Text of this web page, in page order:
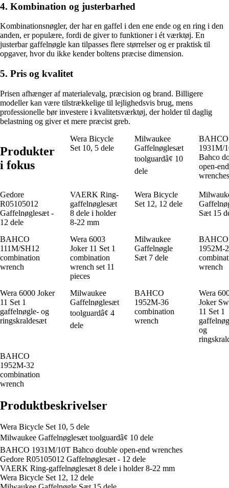
4. Kombination og justerbarhed
Kombinationsnøgler, der har en gaffel i den ene ende og en ring i den
anden, er populære, fordi de giver to funktioner i ét værktøj. En
justerbar gaffelnøgle kan tilpasses flere størrelser og er praktisk til
opgaver, hvor du ikke kender boltens præcise dimension.
5. Pris og kvalitet
Prisen afhænger af materialevalg, præcision og brand. Billigere
modeller kan være tilstrækkelige til lejlighedsvis brug, mens
professionelle bør investere i kvalitetsværktøj, der holder til daglig
belastning og giver et mere præcist greb.
Produkter
i fokus
Wera Bicycle
Set 10, 5 dele
Milwaukee
Gaffelnøglesæt
toolguardâ¢ 10
dele
BAHCO
1931M/
Bahco
open-end
wrenches
Gedore
R05105012
Gaffelnøglesæt -
12 dele
VAERK Ring-
gaffelnøglesæt
8 dele i holder
8-22 mm
Wera Bicycle
Set 12, 12 dele
Sæt 15
BAHCO
111M/SH12
combination
wrench
Wera 6003
Joker 11 Set 1
combination
wrench set 11
pieces
Milwaukee
Gaffelnøgle
Sæt 7 dele
BAHCO
1952M-
wrench
Wera 6000 Joker
11 Set 1
gaffelnøgle- og
ringskraldesæt
Milwaukee
Gaffelnøglesæt
toolguardâ¢ 4
dele
BAHCO
1952M-36
combination
wrench
Wera
Joker
11 Set 1
og
BAHCO
1952M-32
combination
wrench
Produktbeskrivelser
Wera Bicycle Set 10, 5 dele
Milwaukee Gaffelnøglesæt toolguardâ¢ 10 dele
BAHCO 1931M/10T Bahco double open-end wrenches
Gedore R05105012 Gaffelnøglesæt - 12 dele
VAERK Ring-gaffelnøglesæt 8 dele i holder 8-22 mm
Wera Bicycle Set 12, 12 dele